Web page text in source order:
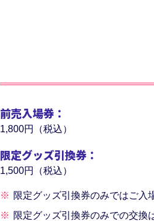
前売入場券：
1,800円（税込）
限定グッズ引換券：
1,500円（税込）
限定グッズ引換券のみではご入
限定グッズ引換券のみでの交換